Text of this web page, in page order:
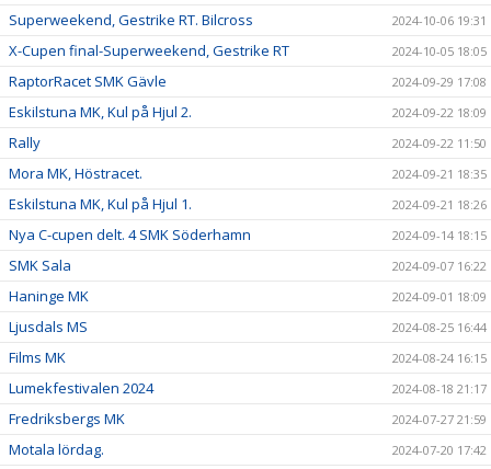
Superweekend, Gestrike RT. Bilcross 2024-10-06 19:31
X-Cupen final-Superweekend, Gestrike RT 2024-10-05 18:05
RaptorRacet SMK Gävle 2024-09-29 17:08
Eskilstuna MK, Kul på Hjul 2. 2024-09-22 18:09
Rally 2024-09-22 11:50
Mora MK, Höstracet. 2024-09-21 18:35
Eskilstuna MK, Kul på Hjul 1. 2024-09-21 18:26
Nya C-cupen delt. 4 SMK Söderhamn 2024-09-14 18:15
SMK Sala 2024-09-07 16:22
Haninge MK 2024-09-01 18:09
Ljusdals MS 2024-08-25 16:44
Films MK 2024-08-24 16:15
Lumekfestivalen 2024 2024-08-18 21:17
Fredriksbergs MK 2024-07-27 21:59
Motala lördag. 2024-07-20 17:42